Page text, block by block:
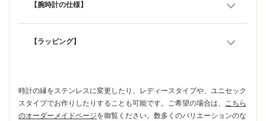
【腕時計の仕様】
【ラッピング】
時計の縁をステンレスに変更したり、レディースタイプや、ユニセック
スタイプでお作りしたりすることも可能です。ご希望の場合は、 こちら
のオーダーメイドページを御覧ください。数多くのバリエーションのな